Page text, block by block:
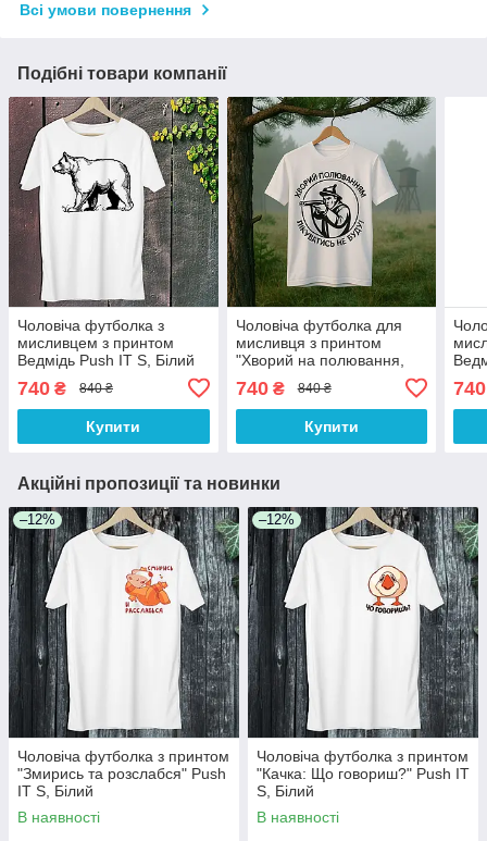
Всі умови повернення
Подібні товари компанії
Чоловіча футболка з
мисливцем з принтом
Ведмідь Push IT S, Білий
740 ₴ 840 ₴
Купити
Чоловіча футболка для
мисливця з принтом
"Хворий на полювання,
лікуватися не буду!" Push
IT S, Білий
740₴ 840 ₴
Купити
740
Акційні пропозиції та новинки
–12%
Чоловіча футболка з принтом
"Змирись та розслабся" Push
IT S, Білий
В наявності
–12%
Чоловіча футболка з принтом
"Качка: Що говориш?" Push IT
S, Білий
В наявності